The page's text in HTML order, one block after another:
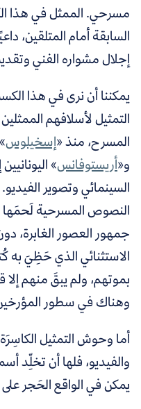
مسرحي.الممثل في هذا
السابقة أمام المتلقين،
إجلال مشواره الفني
يمكننا أن نرى في هذا
التمثيل لأسلافهم
المسرح، منذ «إسخيلوس»
و«أريستوفانس»
السينمائي وتصوير
النصوص المسرحية لَحمَها
جمهور العصور الغابرة،
الاستثنائي الذي حَظِيَ به
بموتهم، ولم يبقَ منهم إلا
وهناك في سطور
أما وحوش التمثيل
والفيديو، فلها أن تخلِّد
يمكن في الواقع الحَجر